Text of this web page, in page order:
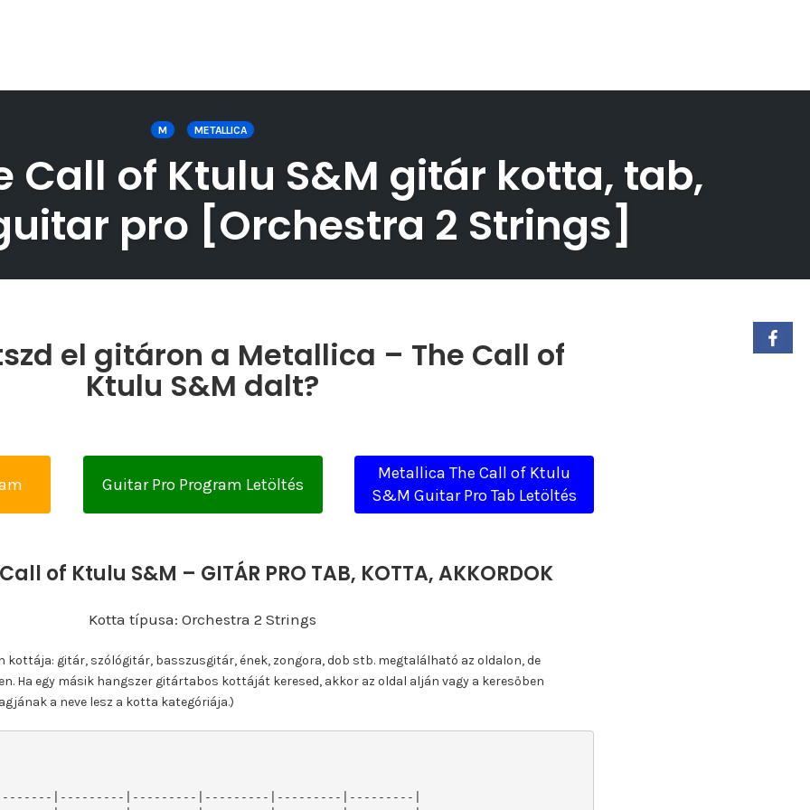
M METALLICA
Call of Ktulu S&M gitár kotta, tab,
pro [Orchestra 2 Strings]
el gitáron a Metallica – The Call of
Ktulu S&M dalt?
Guitar Pro Program Letöltés
Metallica The Call of Ktulu
S&M Guitar Pro Tab Letöltés
of Ktulu S&M – GITÁR PRO TAB, KOTTA, AKKORDOK
Kotta típusa: Orchestra 2 Strings
kottája: gitár, szólógitár, basszusgitár, ének, zongora, dob stb. megtalálható az oldalon, de
Ha egy másik hangszer gitártabos kottáját keresed, akkor az oldal alján vagy a keresőben
a neve lesz a kotta kategóriája.)